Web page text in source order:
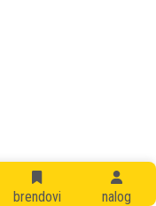
brendovi nalog